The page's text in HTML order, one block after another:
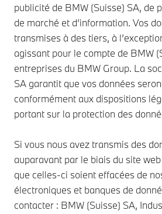
publicité de BMW (Suisse) SA, de
de marché et d’information. Vos
transmises à des tiers, à
agissant pour le compte de BMW
entreprises du BMW Group. La
SA garantit que vos données
conformément aux dispositions
portant sur la protection des
Si vous nous avez transmis des
auparavant par le biais du site
que celles-ci soient effacées de
électroniques et banques de
contacter : BMW (Suisse) SA,